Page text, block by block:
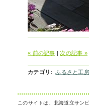
« 前の記事 |次の記事 »
カテゴリ : ふるさと工
このサイトは、北海道立サン